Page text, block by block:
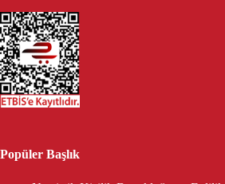
Popüler Başlık